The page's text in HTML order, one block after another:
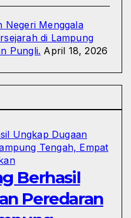
Negeri Menggala
di Lampung
Pungli. April 18, 2026
Berhasil
Peredaran